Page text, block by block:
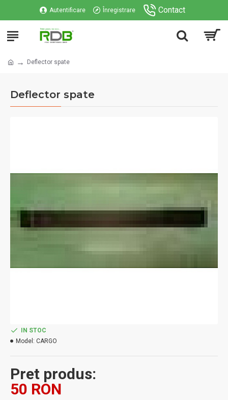
Autentificare Înregistrare Contact
Deflector spate
Deflector spate
Pret produs:
50 RON
IN STOC
Model: CARGO